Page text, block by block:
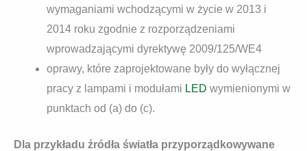
wymaganiami wchodzącymi w życie w 2013 i
2014 roku zgodnie z rozporządzeniami
wprowadzającymi dyrektywę 2009/125/WE4
oprawy, które zaprojektowane były do wyłącznej
pracy z lampami i modułami LED wymienionymi w
punktach od (a) do (c).
Dla przykładu źródła światła przyporządkowywane